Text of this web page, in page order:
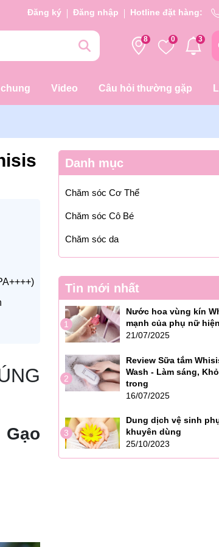
Đăng ký Đăng nhập Hotline đặt hàng:
8 0 3
Video Câu hỏi thường gặp
Danh mục
Chăm sóc Cơ Thể
Chăm sóc Cô Bé
Chăm sóc da
Tin mới nhất
1
Nước hoa vùng kín
mạnh của phụ nữ
21/07/2025
2
Review Sữa tắm
Wash - Làm sáng,
trong
16/07/2025
3
Dung dịch vệ sinh
khuyên dùng
25/10/2023